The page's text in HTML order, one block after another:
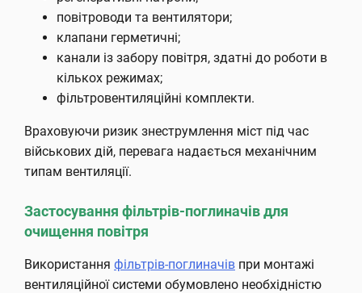
повітроводи та вентилятори;
клапани герметичні;
канали із забору повітря, здатні до роботи в
кількох режимах;
фільтровентиляційні комплекти.
Враховуючи ризик знеструмлення міст під час
військових дій, перевага надається механічним
типам вентиляції.
Застосування фільтрів-поглиначів для
очищення повітря
Використання фільтрів-поглиначів при монтажі
вентиляційної системи обумовлено необхідністю